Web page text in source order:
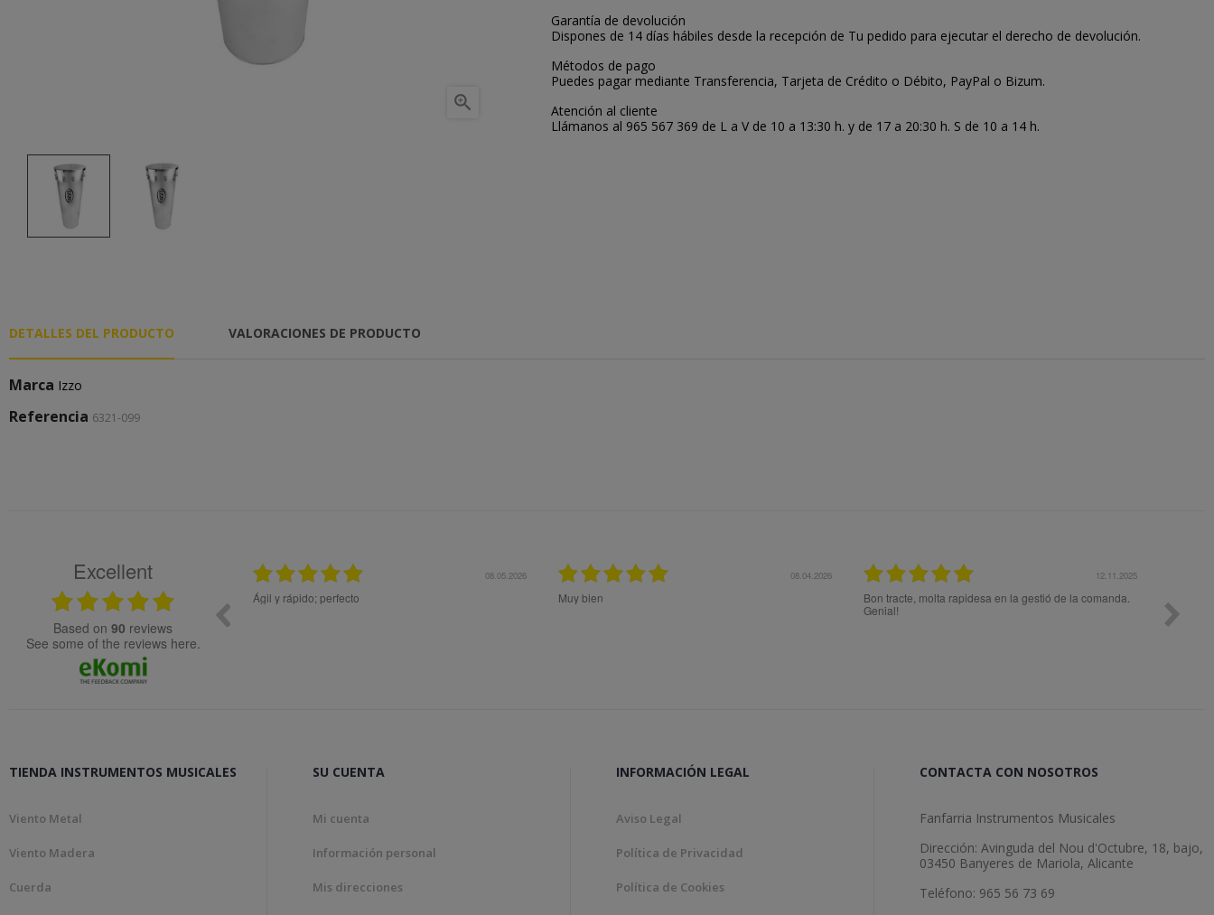

Garantía de devolución
Dispones de 14 días hábiles desde la recepción de Tu pedido para ejecutar el derecho de devolución.
Métodos de pago
Puedes pagar mediante Transferencia, Tarjeta de Crédito o Débito, PayPal o Bizum.
Atención al cliente
Llámanos al 965 567 369 de L a V de 10 a 13:30 h. y de 17 a 20:30 h. S de 10 a 14 h.
DETALLES DEL PRODUCTO VALORACIONES DE PRODUCTO
Marca Izzo
Referencia 6321-099
Excellent
based on 90 reviews
see some of the reviews here.
precio y el material de muy buena calidad.
08.05.2026
Ágil y rápido; perfecto
08.04.2026
Muy bien
12.11.2025
Bon tracte, molta rapidesa en la gestió de la comanda.
Genial!
TIENDA INSTRUMENTOS MUSICALES
Viento Metal
Viento Madera
Cuerda
SU CUENTA
Mi cuenta
Información personal
Mis direcciones
INFORMACIÓN LEGAL
Aviso Legal
Política de Privacidad
Política de Cookies
CONTACTA CON NOSOTROS
Fanfarria Instrumentos Musicales
Dirección: Avinguda del Nou d'Octubre, 18, bajo,
03450 Banyeres de Mariola, Alicante
Teléfono: 965 56 73 69